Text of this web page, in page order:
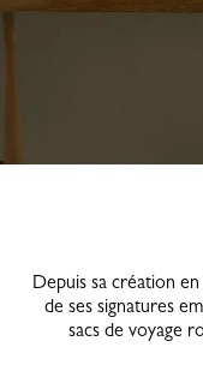
Depuis sa création
de ses signatures
sacs de voyage